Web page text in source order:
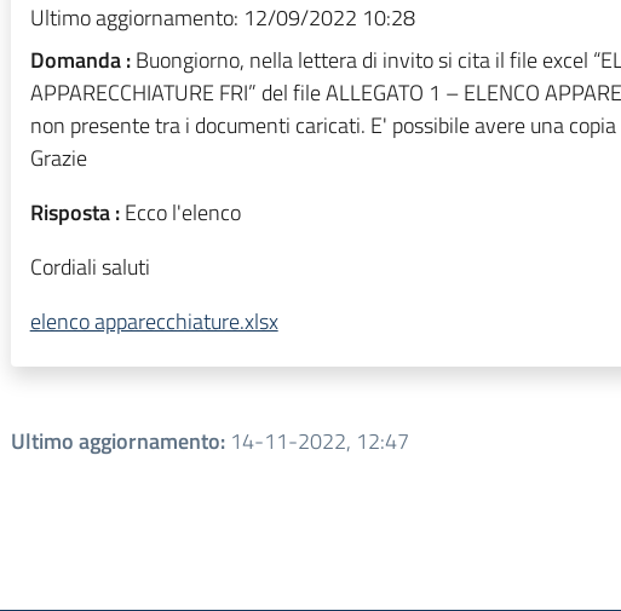
Ultimo aggiornamento: 12/09/2022 10:28
Domanda :Buongiorno, nella lettera di invito si cita il file excel
APPARECCHIATURE FRI” del file ALLEGATO 1 – ELENCO
non presente tra i documenti caricati. E' possibile avere una
Grazie
Risposta :Ecco l'elenco
Cordiali saluti
elenco apparecchiature.xlsx
Ultimo aggiornamento: 14-11-2022, 12:47